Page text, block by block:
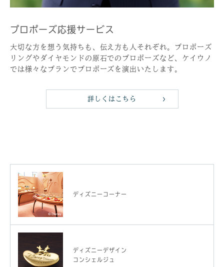
プロポーズ応援サービス
大切な方を想う気持ちも、伝え方も人それぞれ。プロポーズ
リングやダイヤモンドの原石でのプロポーズなど、ケイウノ
では様々なプランでプロポーズを演出いたします。
詳しくはこちら
ディズニーコーナー
ディズニーデザイン
コンシェルジュ